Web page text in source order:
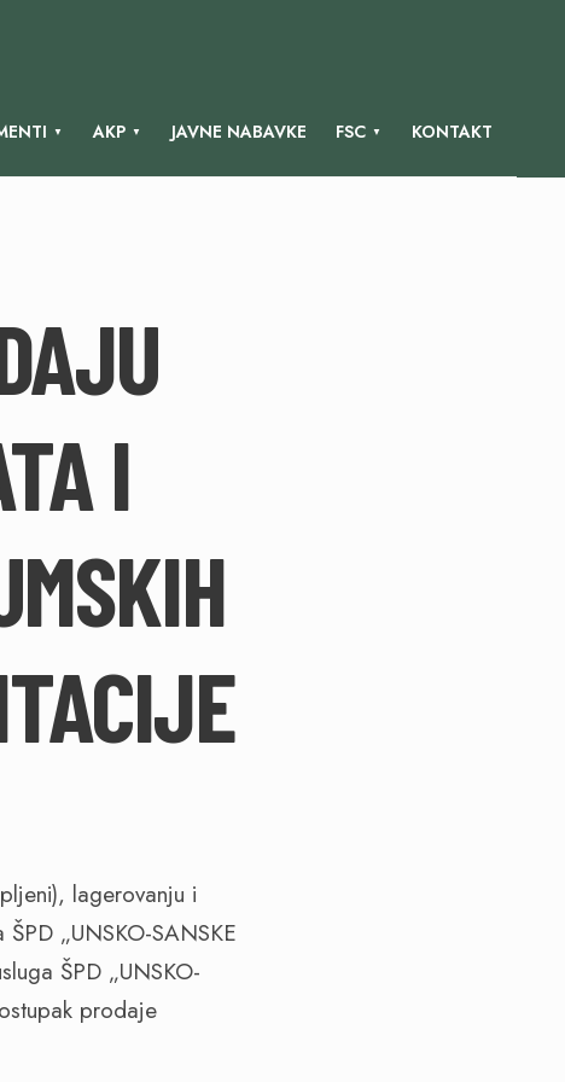
AKP JAVNE NABAVKE FSC KONTAKT
I
lagerovanju i
„UNSKO-SANSKE
ŠPD „UNSKO-
prodaje